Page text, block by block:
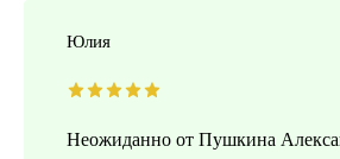
Юлия
Неожиданно от Пушкина